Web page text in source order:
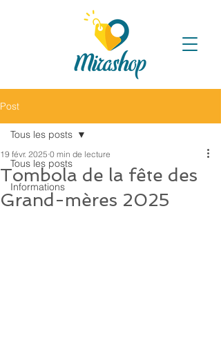
Post
Tous les posts
Informations
Tous les posts
Tombola de la fête des
Grand-mères 2025
19 févr. 2025 0 min de lecture